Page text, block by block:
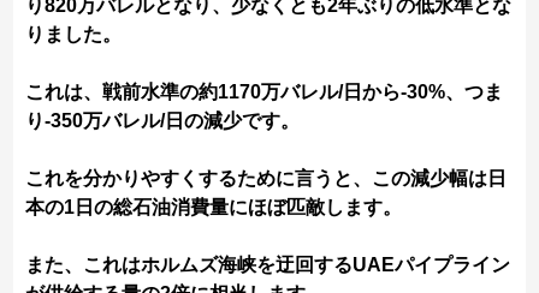
り820万バレルとなり、少なくとも2年ぶりの低水準とな
りました。
これは、戦前水準の約1170万バレル/日から-30%、つま
り-350万バレル/日の減少です。
これを分かりやすくするために言うと、この減少幅は日
本の1日の総石油消費量にほぼ匹敵します。
また、これはホルムズ海峡を迂回するUAEパイプライン